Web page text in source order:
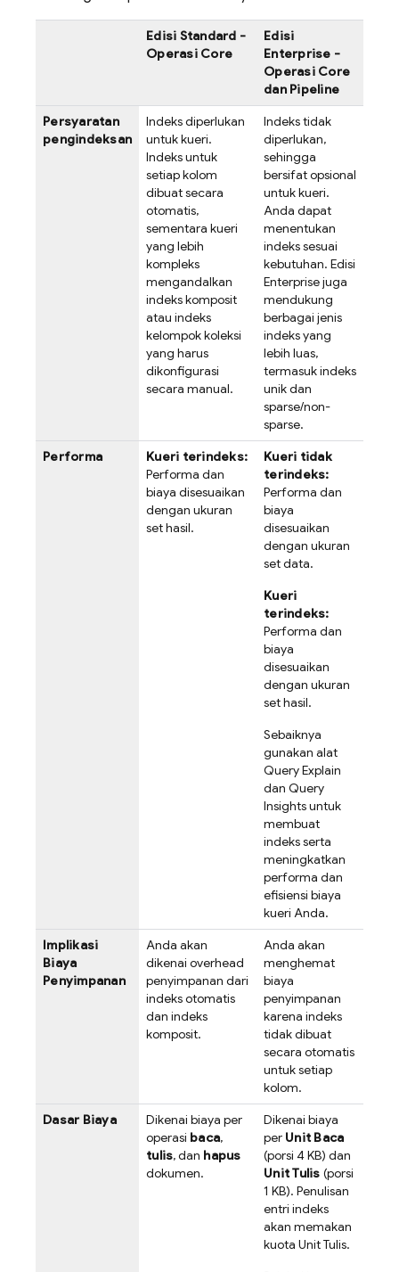
Edisi Standard -
Operasi Core
Edisi
Enterprise -
Operasi Core
dan Pipeline
Persyaratan
pengindeksan
Indeks diperlukan
untuk kueri.
Indeks untuk
setiap kolom
dibuat secara
otomatis,
sementara kueri
yang lebih
kompleks
mengandalkan
indeks komposit
atau indeks
kelompok koleksi
yang harus
dikonfigurasi
secara manual.
Indeks tidak
diperlukan,
sehingga
bersifat opsional
untuk kueri.
Anda dapat
menentukan
indeks sesuai
kebutuhan. Edisi
Enterprise juga
mendukung
berbagai jenis
indeks yang
lebih luas,
termasuk indeks
unik dan
sparse/non-
sparse.
Performa
Kueri terindeks:
Performa dan
biaya disesuaikan
dengan ukuran
set hasil.
Kueri tidak
terindeks:
Performa dan
biaya
disesuaikan
dengan ukuran
set data.
Kueri
terindeks:
Performa dan
biaya
disesuaikan
dengan ukuran
set hasil.
Sebaiknya
gunakan alat
Query Explain
dan Query
Insights untuk
membuat
indeks serta
meningkatkan
performa dan
efisiensi biaya
kueri Anda.
Implikasi
Biaya
Penyimpanan
Anda akan
dikenai overhead
penyimpanan dari
indeks otomatis
dan indeks
komposit.
Anda akan
menghemat
biaya
penyimpanan
karena indeks
tidak dibuat
secara otomatis
untuk setiap
kolom.
Dasar Biaya
Dikenai biaya per
operasi baca,
tulis, dan hapus
dokumen.
Dikenai biaya
per Unit Baca
(porsi 4 KB) dan
Unit Tulis (porsi
1 KB). Penulisan
entri indeks
akan memakan
kuota Unit Tulis.